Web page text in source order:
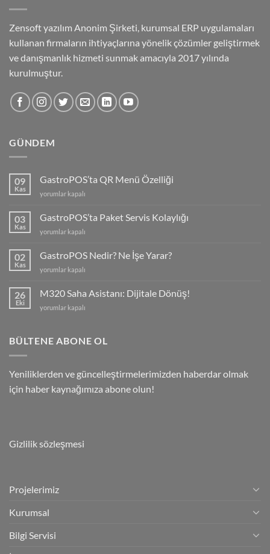
Zensoft yazılım Anonim Şirketi, kurumsal ERP uygulamaları
kullanan firmaların ihtiyaçlarına yönelik çözümler geliştirmek
ve danışmanlık hizmeti sunmak amacıyla 2017 yılında
kurulmuştur.
GÜNDEM
09
Kas
GastroPOS’ta QR Menü Özelliği
GastroPOS’ta
Menü
Özelliği
için
yorumlar kapalı
03
Kas
GastroPOS’ta Paket Servis Kolaylığı
GastroPOS’ta
Servis
Kolaylığı
için
yorumlar kapalı
02
Kas
GastroPOS Nedir? Ne İşe Yarar?
GastroPOS
Ne
İşe
Yarar?
yorumlar kapalı
26
Eki
M320 Saha Asistanı: Dijitale Dönüş!
M320
Dijitale
yorumlar kapalı
BÜLTENE ABONE OL
Yeniliklerden ve güncelleştirmelerimizden haberdar olmak
için haber kaynağımıza abone olun!
Gizlilik sözleşmesi
Projelerimiz
Kurumsal
Bilgi Servisi